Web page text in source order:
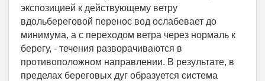
экспозицией к действующему ветру
вдольбереговой перенос вод ослабевает до
минимума, а с переходом ветра через нормаль к
берегу, - течения разворачиваются в
противоположном направлении. В результате, в
пределах береговых дуг образуется система